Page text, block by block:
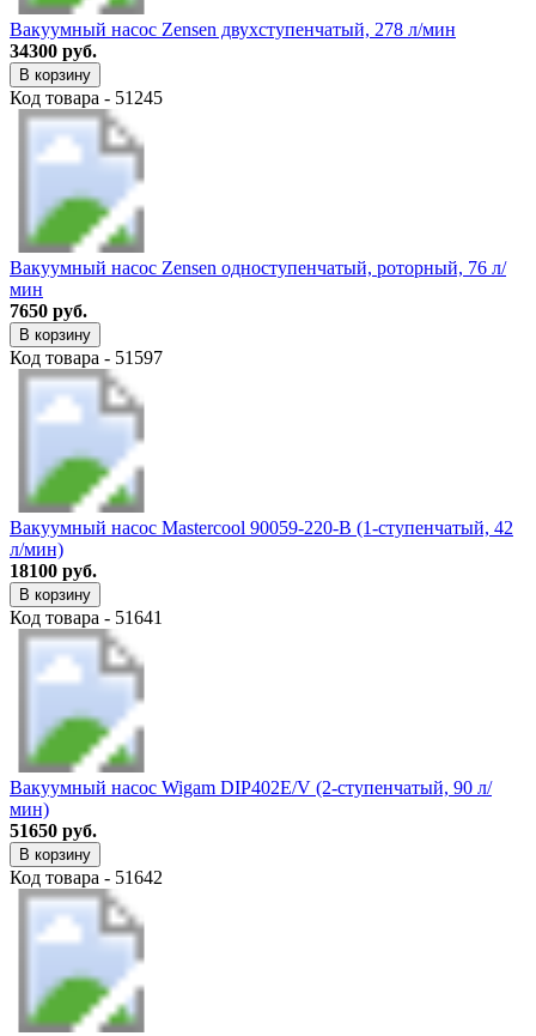
Вакуумный насос Zensen двухступенчатый, 278 л/мин
34300 руб.
В корзину
Код товара - 51245
Вакуумный насос Zensen одноступенчатый, роторный, 76 л/
мин
7650 руб.
В корзину
Код товара - 51597
Вакуумный насос Mastercоol 90059-220-B (1-ступенчатый, 42
л/мин)
18100 руб.
В корзину
Код товара - 51641
Вакуумный насос Wigam DIP402E/V (2-ступенчатый, 90 л/
мин)
51650 руб.
В корзину
Код товара - 51642